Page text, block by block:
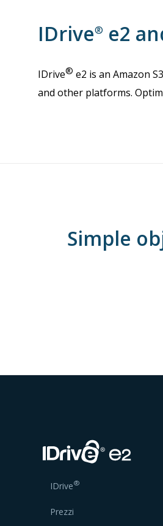
IDrive® e2
IDrive® e2 is an Amazon
and other platforms.
Simple
IDrive®
Prezzi